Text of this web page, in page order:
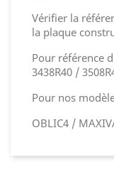
Vérifier la
la plaque
Pour référence
3438R40 /
Pour nos
OBLIC4 /